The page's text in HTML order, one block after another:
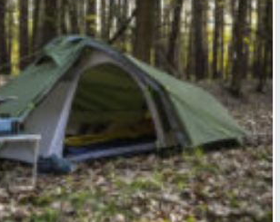
Svarīgākie tehniskie parametri un